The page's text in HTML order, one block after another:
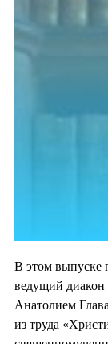
В этом выпуске
ведущий диакон
Анатолием
из труда